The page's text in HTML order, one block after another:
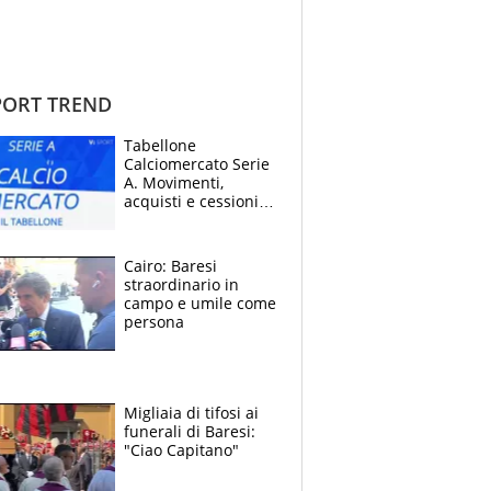
TREND
Tabellone
Calciomercato Serie
A. Movimenti,
acquisti e cessioni:
Cairo: Baresi
straordinario in
campo e umile come
persona
Migliaia di tifosi ai
funerali di Baresi:
"Ciao Capitano"